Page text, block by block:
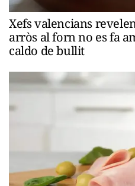
Xefs valencians
arròs al forn no es fa
caldo de bullit